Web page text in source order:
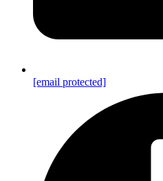
[email protected]